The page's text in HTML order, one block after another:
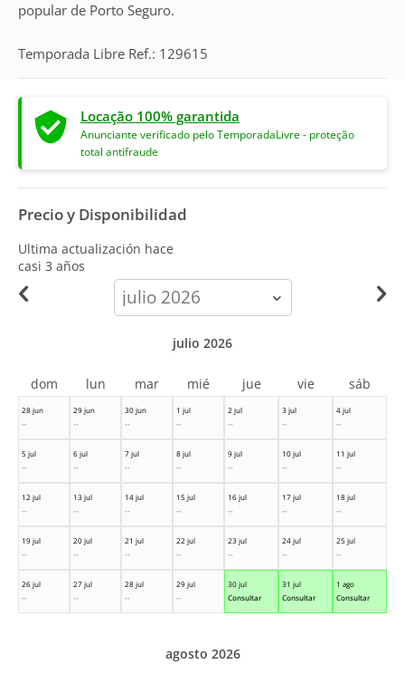
popular de Porto Seguro.
Temporada Libre Ref.: 129615
Locação 100% garantida
Anunciante verificado pelo TemporadaLivre - proteção
total antifraude
Precio y Disponibilidad
Ultima actualización hace
casi 3 años
calendar-
month
28 jun
--
29 jun
--
30 jun
--
1 jul
--
2 jul
--
3 jul
--
4 jul
--
5 jul
--
6 jul
--
7 jul
--
8 jul
--
9 jul
--
10 jul
--
11 jul
--
12 jul
--
13 jul
--
14 jul
--
15 jul
--
16 jul
--
17 jul
--
18 jul
--
19 jul
--
20 jul
--
21 jul
--
22 jul
--
23 jul
--
24 jul
--
25 jul
--
26 jul
--
27 jul
--
28 jul
--
29 jul
--
30 jul
Consultar
31 jul
Consultar
1 ago
Consultar
julio 2026
dom lun mar mié jue vie sáb
agosto 2026